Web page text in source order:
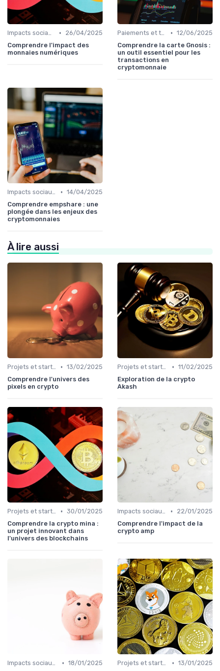
Impacts sociaux et économiques •
26/04/2025
Comprendre l'impact des
monnaies numériques
Paiements et transactions • 12/06/2025
Comprendre la carte Gnosis :
un outil essentiel pour les
transactions en
cryptomonnaie
Impacts sociaux et économiques • 14/04/2025
Comprendre empshare : une
plongée dans les enjeux des
cryptomonnaies
À lire aussi
Projets et start-ups basés sur les cryptos • 13/02/2025
Comprendre l'univers des
pixels en crypto
Projets et start-ups basés sur les cryptos • 11/02/2025
Exploration de la crypto
Akash
Projets et start-ups basés sur les cryptos • 30/01/2025
Comprendre la crypto mina :
un projet innovant dans
l'univers des blockchains
Impacts sociaux et économiques •
22/01/2025
Comprendre l'impact de la
crypto amp
Impacts sociaux et économiques • 18/01/2025
Projets et start-ups basés sur les cryptos • 13/01/2025